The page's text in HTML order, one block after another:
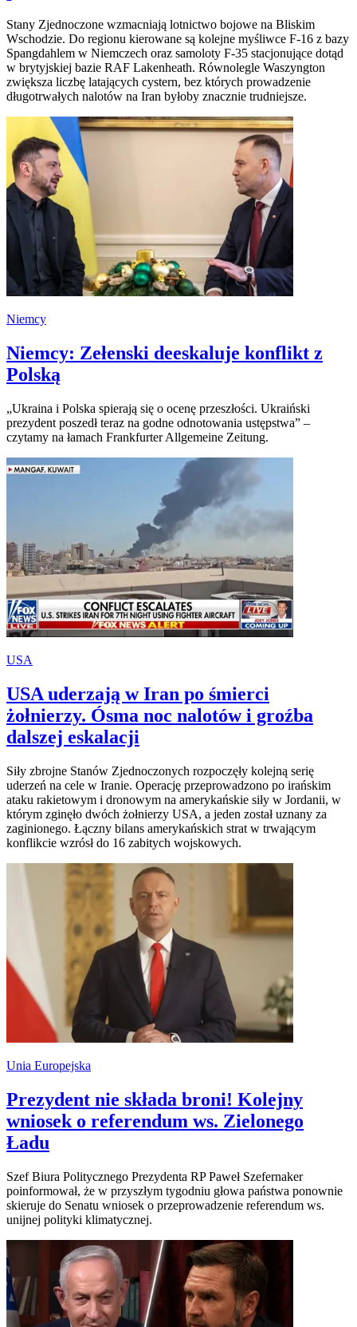
Stany Zjednoczone wzmacniają lotnictwo bojowe na Bliskim
Wschodzie. Do regionu kierowane są kolejne myśliwce F-16 z bazy
Spangdahlem w Niemczech oraz samoloty F-35 stacjonujące dotąd
w brytyjskiej bazie RAF Lakenheath. Równolegle Waszyngton
zwiększa liczbę latających cystern, bez których prowadzenie
długotrwałych nalotów na Iran byłoby znacznie trudniejsze.
Niemcy
Niemcy: Zełenski deeskaluje konflikt z
Polską
„Ukraina i Polska spierają się o ocenę przeszłości. Ukraiński
prezydent poszedł teraz na godne odnotowania ustępstwa” –
czytamy na łamach Frankfurter Allgemeine Zeitung.
USA
USA uderzają w Iran po śmierci
żołnierzy. Ósma noc nalotów i groźba
dalszej eskalacji
Siły zbrojne Stanów Zjednoczonych rozpoczęły kolejną serię
uderzeń na cele w Iranie. Operację przeprowadzono po irańskim
ataku rakietowym i dronowym na amerykańskie siły w Jordanii, w
którym zginęło dwóch żołnierzy USA, a jeden został uznany za
zaginionego. Łączny bilans amerykańskich strat w trwającym
konflikcie wzrósł do 16 zabitych wojskowych.
Unia Europejska
Prezydent nie składa broni! Kolejny
wniosek o referendum ws. Zielonego
Ładu
Szef Biura Politycznego Prezydenta RP Paweł Szefernaker
poinformował, że w przyszłym tygodniu głowa państwa ponownie
skieruje do Senatu wniosek o przeprowadzenie referendum ws.
unijnej polityki klimatycznej.